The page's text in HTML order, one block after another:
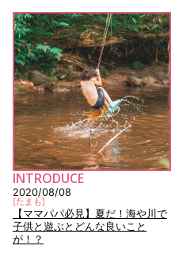
INTRODUCE
2020/08/08
[たまも]
【ママパパ必見】夏だ！海や川で
子供と遊ぶとどんな良いこと
が！？